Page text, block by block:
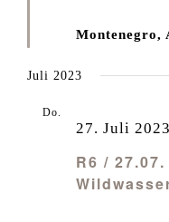
Montenegro,
Juli 2023
Do.
R6 /
27. Juli 2023